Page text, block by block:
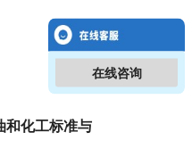
多少？
取？
和化工标准与
在线咨询